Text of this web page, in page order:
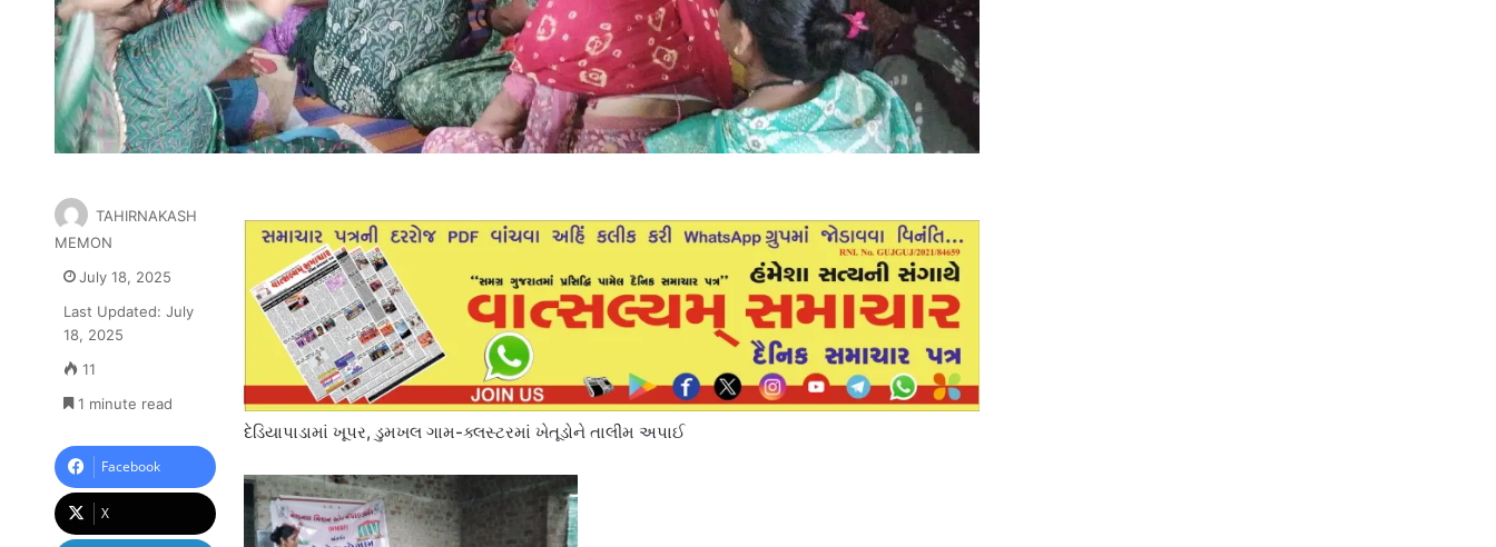
દેડિયાપાડામાં ખૂપર, ડુમખલ ગામ-ક્લસ્ટરમાં ખેતૂડોને તાલીમ અપાઈ
TAHIRNAKASH
MEMON
July 18, 2025
Last Updated: July
18, 2025
11
1 minute read
Facebook
X